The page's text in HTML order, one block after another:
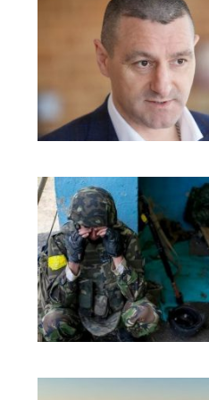
разлив химикатов
«Убить нормальную
экономику — значит убить
страну»: Собянин выступил
против перевода России на
военные рельсы
Дону, где сгорели десятки
автомобилей ВИДЕО
Турист отсудил у
туроператора почти 900
тысяч рублей из-за плана
«Ковер»
Reuters: КНДР может
разместить в России
ударов по Украине